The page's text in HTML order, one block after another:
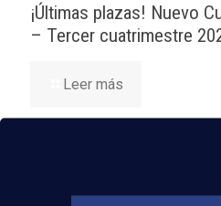
¡Últimas plazas! Nuevo
– Tercer cuatrimestre
Leer más